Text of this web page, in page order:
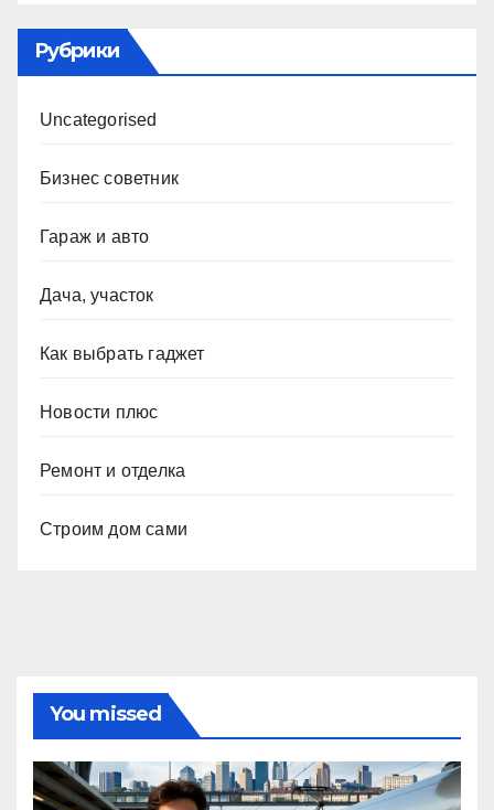
Рубрики
Uncategorised
Бизнес советник
Гараж и авто
Дача, участок
Как выбрать гаджет
Новости плюс
Ремонт и отделка
Строим дом сами
You missed